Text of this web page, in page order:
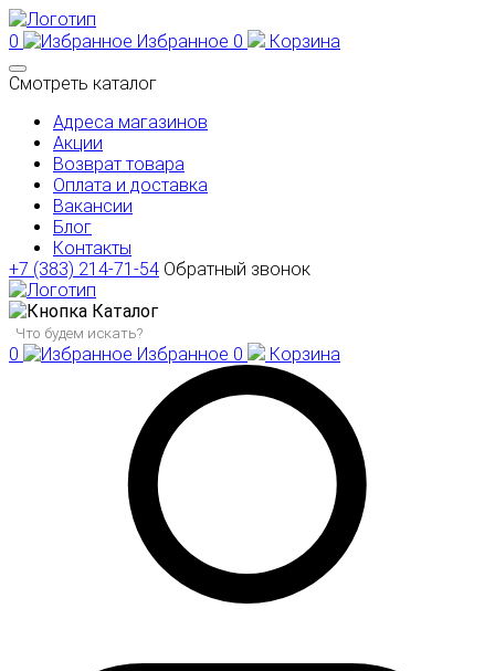
0 Избранное 0
Корзина
Смотреть каталог
Адреса магазинов
Акции
Возврат товара
Оплата и доставка
Вакансии
Блог
Контакты
+7 (383) 214-71-54 Обратный звонок
Каталог
0 Избранное 0 Корзина